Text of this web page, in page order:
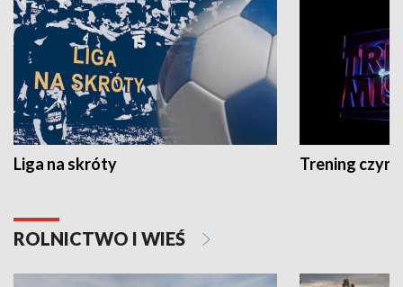
Liga na skróty Trening czyni
ROLNICTWO I WIEŚ